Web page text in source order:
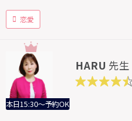
恋愛
本日15:30～予約OK
HARU 先生